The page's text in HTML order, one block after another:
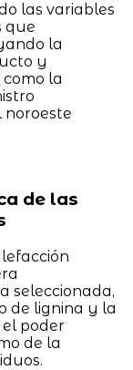
las variables
que
la
y
como la
noroeste
de las
seleccionada,
de lignina y la
poder
de la